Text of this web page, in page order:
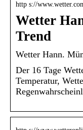
http s://
Wetter
Trend
Wetter Hann.
Der 16 Tage
Temperatur,